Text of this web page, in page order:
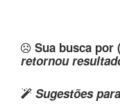
Sua busca por (
retornou
Sugestões